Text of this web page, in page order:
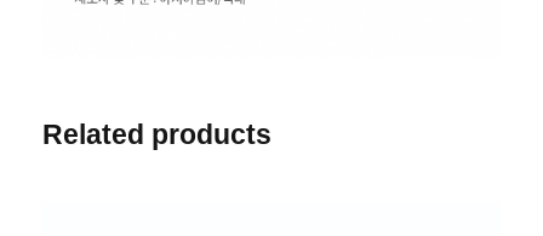
Related products